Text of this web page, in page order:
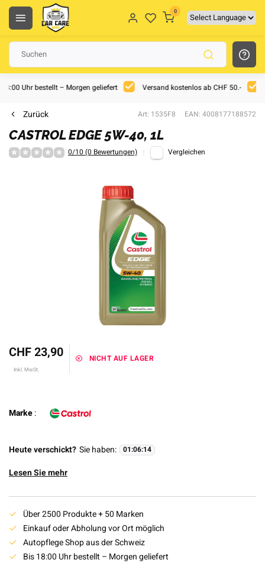
0
Uhr bestellt – Morgen geliefert Versand kostenlos ab CHF 50.-
Zurück Art: 1535F8 EAN: 4008177188572
CASTROL EDGE 5W-40, 1L
0/10 (0 Bewertungen) Vergleichen
CHF 23,90
Inkl. MwSt.
NICHT AUF LAGER
Marke:
Heute verschickt? Sie haben: 01:06:14
Lesen Sie mehr
Über 2500 Produkte + 50 Marken
Einkauf oder Abholung vor Ort möglich
Autopflege Shop aus der Schweiz
Bis 18:00 Uhr bestellt – Morgen geliefert